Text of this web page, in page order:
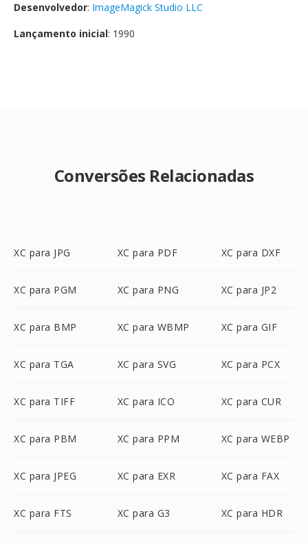
Desenvolvedor: ImageMagick Studio LLC
Lançamento inicial: 1990
Conversões Relacionadas
XC para JPG XC para PDF XC para DXF
XC para PGM XC para PNG XC para JP2
XC para BMP XC para WBMP XC para GIF
XC para TGA XC para SVG XC para PCX
XC para TIFF XC para ICO XC para CUR
XC para PBM XC para PPM XC para WEBP
XC para JPEG XC para EXR XC para FAX
XC para FTS XC para G3 XC para HDR